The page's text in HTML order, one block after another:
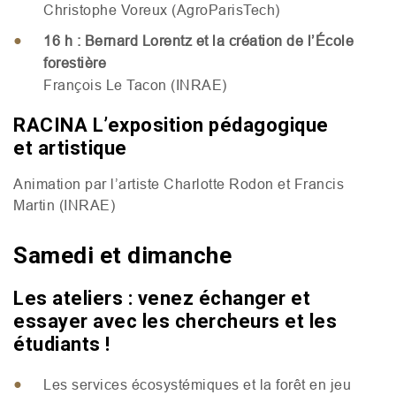
Christophe Voreux (AgroParisTech)
16 h : Bernard Lorentz et la création de l’École
forestière
François Le Tacon (INRAE)
RACINA L’exposition pédagogique
et artistique
Animation par l’artiste Charlotte Rodon et Francis
Martin (INRAE)
Samedi et dimanche
Les ateliers : venez échanger et
essayer avec les chercheurs et les
étudiants !
Les services écosystémiques et la forêt en jeu